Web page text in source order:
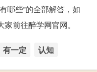
哪些”的全部解答，如
前往醉学网官网。
有一定 认知